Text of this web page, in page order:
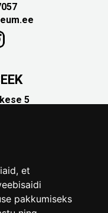
et
pakkumiseks
5